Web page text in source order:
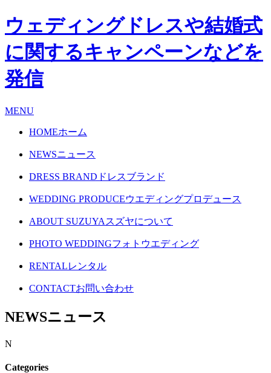
ウェディングドレスや結婚式
に関するキャンペーンなどを
発信
MENU
HOMEホーム
NEWSニュース
DRESS BRAND ドレスブランド
WEDDING PRODUCEウエディングプロデュース
ABOUT SUZUYA スズヤについて
PHOTO WEDDINGフォトウエディング
RENTALレンタル
CONTACTお問い合わせ
NEWSニュース
N
Categories